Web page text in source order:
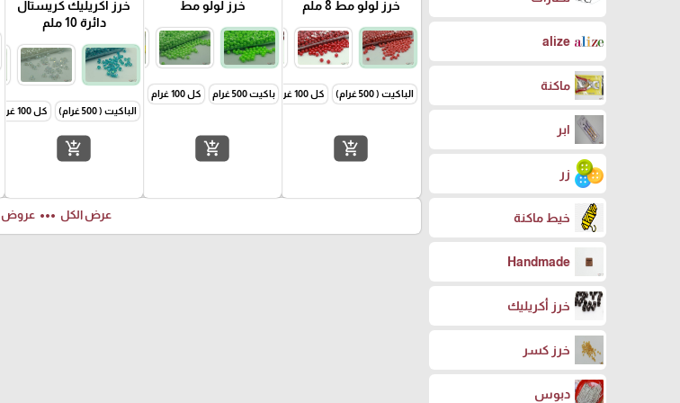
alize
ماكنة
ابر
زر
خيط ماكنة
Handmade
خرز أكريليك
خرز كسر
دبوس
خرز لولو مط 8 ملم
الباكيت ( 500 غرام) كل 100 غرام كل 50 غرام
add_shopping_cart
خرز لولو مط
باكيت 500 غرام كل 100 غرام
add_shopping_cart
خرز اكريليك كريستال
دائرة 10 ملم
الباكيت ( 500 غرام) كل 100 غرام
add_shopping_cart
عرض الكل more_horiz عروض